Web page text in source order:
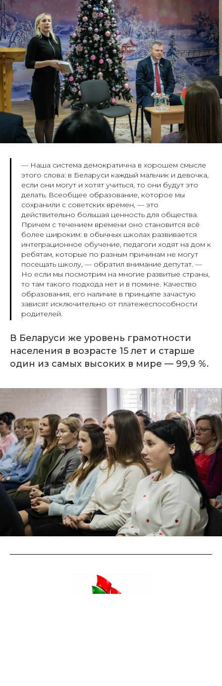
— Наша система демократична в хорошем смысле
этого слова: в Беларуси каждый мальчик и девочка,
если они могут и хотят учиться, то они будут это
делать. Всеобщее образование, которое мы
сохранили с советских времен, — это
действительно большая ценность для общества.
Причем с течением времени оно становится всё
более широким: в обычных школах развивается
интеграционное обучение, педагоги ходят на дом к
ребятам, которые по разным причинам не могут
посещать школу, — обратил внимание депутат. —
Но если мы посмотрим на многие развитые страны,
то там такого подхода нет и в помине. Качество
образования, его наличие в принципе зачастую
зависят исключительно от платежеспособности
родителей.
В Беларуси же уровень грамотности
населения в возрасте 15 лет и старше
один из самых высоких в мире — 99,9 %.